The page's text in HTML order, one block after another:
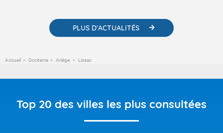
PLUS D'ACTUALITÉS
Accueil Occitanie Ariège Lissac
Top 20 des villes les plus consultées